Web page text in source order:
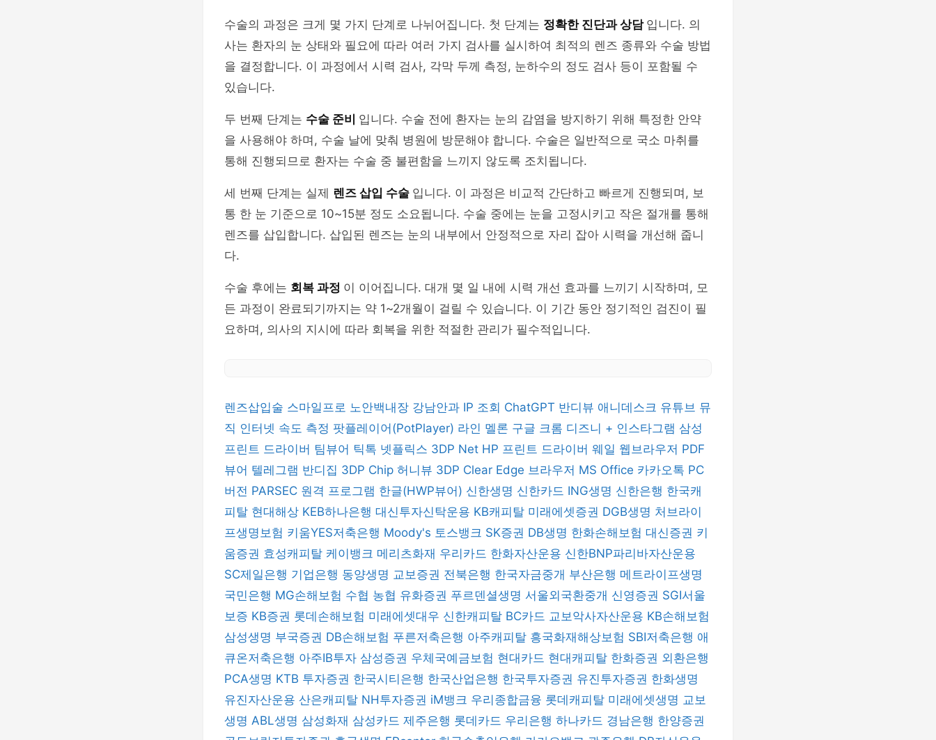
수술의 과정은 크게 몇 가지 단계로 나뉘어집니다. 첫 단계는 정확한 진단과 상담 입니다. 의
사는 환자의 눈 상태와 필요에 따라 여러 가지 검사를 실시하여 최적의 렌즈 종류와 수술 방법
을 결정합니다. 이 과정에서 시력 검사, 각막 두께 측정, 눈하수의 정도 검사 등이 포함될 수
있습니다.
두 번째 단계는 수술 준비 입니다. 수술 전에 환자는 눈의 감염을 방지하기 위해 특정한 안약
을 사용해야 하며, 수술 날에 맞춰 병원에 방문해야 합니다. 수술은 일반적으로 국소 마취를
통해 진행되므로 환자는 수술 중 불편함을 느끼지 않도록 조치됩니다.
세 번째 단계는 실제 렌즈 삽입 수술 입니다. 이 과정은 비교적 간단하고 빠르게 진행되며, 보
통 한 눈 기준으로 10~15분 정도 소요됩니다. 수술 중에는 눈을 고정시키고 작은 절개를 통해
렌즈를 삽입합니다. 삽입된 렌즈는 눈의 내부에서 안정적으로 자리 잡아 시력을 개선해 줍니
다.
수술 후에는 회복 과정 이 이어집니다. 대개 몇 일 내에 시력 개선 효과를 느끼기 시작하며, 모
든 과정이 완료되기까지는 약 1~2개월이 걸릴 수 있습니다. 이 기간 동안 정기적인 검진이 필
요하며, 의사의 지시에 따라 회복을 위한 적절한 관리가 필수적입니다.
렌즈삽입술 스마일프로 노안백내장 강남안과 IP 조회 ChatGPT 반디뷰 애니데스크 유튜브 뮤
직 인터넷 속도 측정 팟플레이어(PotPlayer) 라인 멜론 구글 크롬 디즈니 + 인스타그램 삼성
프린트 드라이버 팀뷰어 틱톡 넷플릭스 3DP Net HP 프린트 드라이버 웨일 웹브라우저 PDF
뷰어 텔레그램 반디집 3DP Chip 허니뷰 3DP Clear Edge 브라우저 MS Office 카카오톡 PC
버전 PARSEC 원격 프로그램 한글(HWP뷰어) 신한생명 신한카드 ING생명 신한은행 한국캐
피탈 현대해상 KEB하나은행 대신투자신탁운용 KB캐피탈 미래에셋증권 DGB생명 처브라이
프생명보험 키움YES저축은행 Moody's 토스뱅크 SK증권 DB생명 한화손해보험 대신증권 키
움증권 효성캐피탈 케이뱅크 메리츠화재 우리카드 한화자산운용 신한BNP파리바자산운용
SC제일은행 기업은행 동양생명 교보증권 전북은행 한국자금중개 부산은행 메트라이프생명
국민은행 MG손해보험 수협 농협 유화증권 푸르덴셜생명 서울외국환중개 신영증권 SGI서울
보증 KB증권 롯데손해보험 미래에셋대우 신한캐피탈 BC카드 교보악사자산운용 KB손해보험
삼성생명 부국증권 DB손해보험 푸른저축은행 아주캐피탈 흥국화재해상보험 SBI저축은행 애
큐온저축은행 아주IB투자 삼성증권 우체국예금보험 현대카드 현대캐피탈 한화증권 외환은행
PCA생명 KTB 투자증권 한국시티은행 한국산업은행 한국투자증권 유진투자증권 한화생명
유진자산운용 산은캐피탈 NH투자증권 iM뱅크 우리종합금융 롯데캐피탈 미래에셋생명 교보
생명 ABL생명 삼성화재 삼성카드 제주은행 롯데카드 우리은행 하나카드 경남은행 한양증권